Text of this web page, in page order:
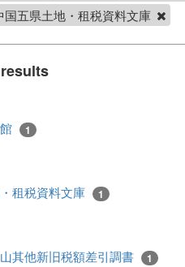
国五県土地・租税資料文庫
1
租税資料文庫 1
其他新旧税額差引調書 1